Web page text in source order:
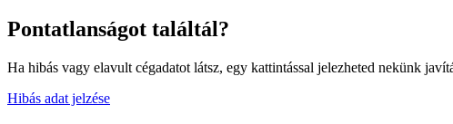
Pontatlanságot találtál?
Ha hibás vagy elavult cégadatot látsz, egy kattintással jelezheted nekünk
Hibás adat jelzése